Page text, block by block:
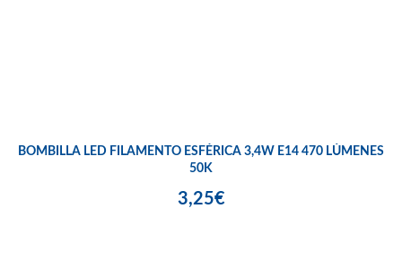
BOMBILLA LED FILAMENTO ESFÉRICA 3,4W E14 470 LÚMENES
50K
3,25€